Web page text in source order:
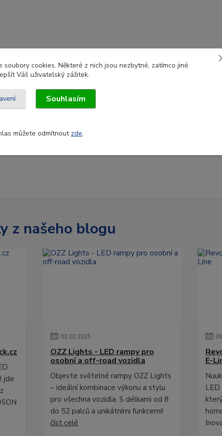
z našeho blogu
jde
03.02.2025
OZZ Lights - LED rampy pro
osobní a off-road vozidla
Objevte světelné rampy OZZ Lights
– ideální kombinace výkonu a stylu
pro všechna vozidla. S délkami od 8
do 52 palců a unikátními funkcemi!
číst celé
09
E-
cookies. Některé z nich jsou nezbytné, zatímco jiné
Váš uživatelský zážitek.
Souhlasím
můžete odmítnout zde.